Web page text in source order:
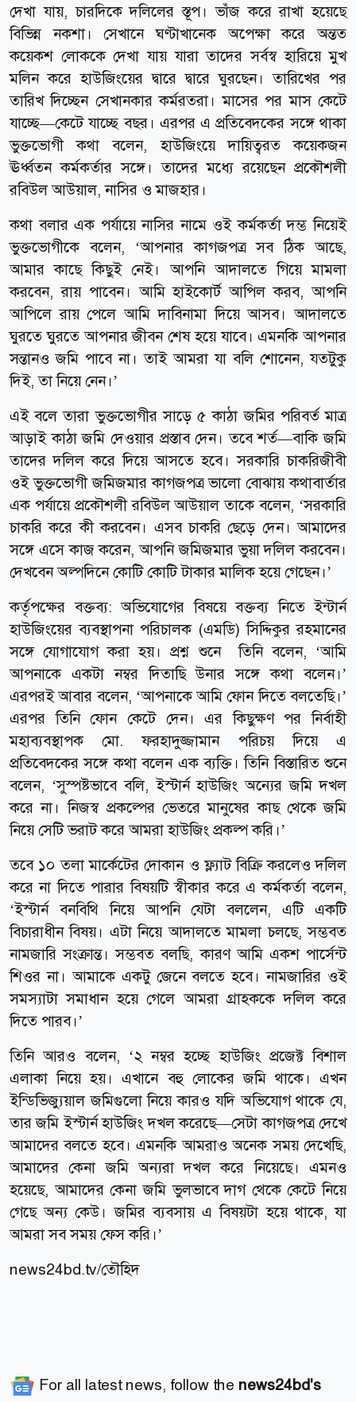
দেখা যায়, চারদিকে দলিলের স্তূপ। ভাঁজ করে রাখা হয়েছে
বিভিন্ন নকশা। সেখানে ঘণ্টাখানেক অপেক্ষা করে অন্তত
কয়েকশ লোককে দেখা যায় যারা তাদের সর্বস্ব হারিয়ে মুখ
মলিন করে হাউজিংয়ের দ্বারে দ্বারে ঘুরছেন। তারিখের পর
তারিখ দিচ্ছেন সেখানকার কর্মরতরা। মাসের পর মাস কেটে
যাচ্ছে—কেটে যাচ্ছে বছর। এরপর এ প্রতিবেদকের সঙ্গে থাকা
ভুক্তভোগী কথা বলেন, হাউজিংয়ে দায়িত্বরত কয়েকজন
ঊর্ধ্বতন কর্মকর্তার সঙ্গে। তাদের মধ্যে রয়েছেন প্রকৌশলী
রবিউল আউয়াল, নাসির ও মাজহার।
কথা বলার এক পর্যায়ে নাসির নামে ওই কর্মকর্তা দম্ভ নিয়েই
ভুক্তভোগীকে বলেন, ‘আপনার কাগজপত্র সব ঠিক আছে,
আমার কাছে কিছুই নেই। আপনি আদালতে গিয়ে মামলা
করবেন, রায় পাবেন। আমি হাইকোর্ট আপিল করব, আপনি
আপিলে রায় পেলে আমি দাবিনামা দিয়ে আসব। আদালতে
ঘুরতে ঘুরতে আপনার জীবন শেষ হয়ে যাবে। এমনকি আপনার
সন্তানও জমি পাবে না। তাই আমরা যা বলি শোনেন, যতটুকু
দিই, তা নিয়ে নেন।’
এই বলে তারা ভুক্তভোগীর সাড়ে ৫ কাঠা জমির পরিবর্ত মাত্র
আড়াই কাঠা জমি দেওয়ার প্রস্তাব দেন। তবে শর্ত—বাকি জমি
তাদের দলিল করে দিয়ে আসতে হবে। সরকারি চাকরিজীবী
ওই ভুক্তভোগী জমিজমার কাগজপত্র ভালো বোঝায় কথাবার্তার
এক পর্যায়ে প্রকৌশলী রবিউল আউয়াল তাকে বলেন, ‘সরকারি
চাকরি করে কী করবেন। এসব চাকরি ছেড়ে দেন। আমাদের
সঙ্গে এসে কাজ করেন, আপনি জমিজমার ভুয়া দলিল করবেন।
দেখবেন অল্পদিনে কোটি কোটি টাকার মালিক হয়ে গেছেন।’
কর্তৃপক্ষের বক্তব্য: অভিযোগের বিষয়ে বক্তব্য নিতে ইন্টার্ন
হাউজিংয়ের ব্যবস্থাপনা পরিচালক (এমডি) সিদ্দিকুর রহমানের
সঙ্গে যোগাযোগ করা হয়। প্রশ্ন শুনে তিনি বলেন, ‘আমি
আপনাকে একটা নম্বর দিতাছি উনার সঙ্গে কথা বলেন।’
এরপরই আবার বলেন, ‘আপনাকে আমি ফোন দিতে বলতেছি।’
এরপর তিনি ফোন কেটে দেন। এর কিছুক্ষণ পর নির্বাহী
মহাব্যবস্থাপক মো. ফরহাদুজ্জামান পরিচয় দিয়ে এ
প্রতিবেদকের সঙ্গে কথা বলেন এক ব্যক্তি। তিনি বিস্তারিত শুনে
বলেন, ‘সুস্পষ্টভাবে বলি, ইস্টার্ন হাউজিং অন্যের জমি দখল
করে না। নিজস্ব প্রকল্পের ভেতরে মানুষের কাছ থেকে জমি
নিয়ে সেটি ভরাট করে আমরা হাউজিং প্রকল্প করি।’
তবে ১০ তলা মার্কেটের দোকান ও ফ্ল্যাট বিক্রি করলেও দলিল
করে না দিতে পারার বিষয়টি স্বীকার করে এ কর্মকর্তা বলেন,
‘ইস্টার্ন বনবিথি নিয়ে আপনি যেটা বললেন, এটি একটি
বিচারাধীন বিষয়। এটা নিয়ে আদালতে মামলা চলছে, সম্ভবত
নামজারি সংক্রান্ত। সম্ভবত বলছি, কারণ আমি একশ পার্সেন্ট
শিওর না। আমাকে একটু জেনে বলতে হবে। নামজারির ওই
সমস্যাটা সমাধান হয়ে গেলে আমরা গ্রাহককে দলিল করে
দিতে পারব।’
তিনি আরও বলেন, ‘২ নম্বর হচ্ছে হাউজিং প্রজেক্ট বিশাল
এলাকা নিয়ে হয়। এখানে বহু লোকের জমি থাকে। এখন
ইন্ডিভিজ্যুয়াল জমিগুলো নিয়ে কারও যদি অভিযোগ থাকে যে,
তার জমি ইস্টার্ন হাউজিং দখল করেছে—সেটা কাগজপত্র দেখে
আমাদের বলতে হবে। এমনকি আমরাও অনেক সময় দেখেছি,
আমাদের কেনা জমি অন্যরা দখল করে নিয়েছে। এমনও
হয়েছে, আমাদের কেনা জমি ভুলভাবে দাগ থেকে কেটে নিয়ে
গেছে অন্য কেউ। জমির ব্যবসায় এ বিষয়টা হয়ে থাকে, যা
আমরা সব সময় ফেস করি।’
news24bd.tv/তৌহিদ
For all latest news, follow the news24bd's